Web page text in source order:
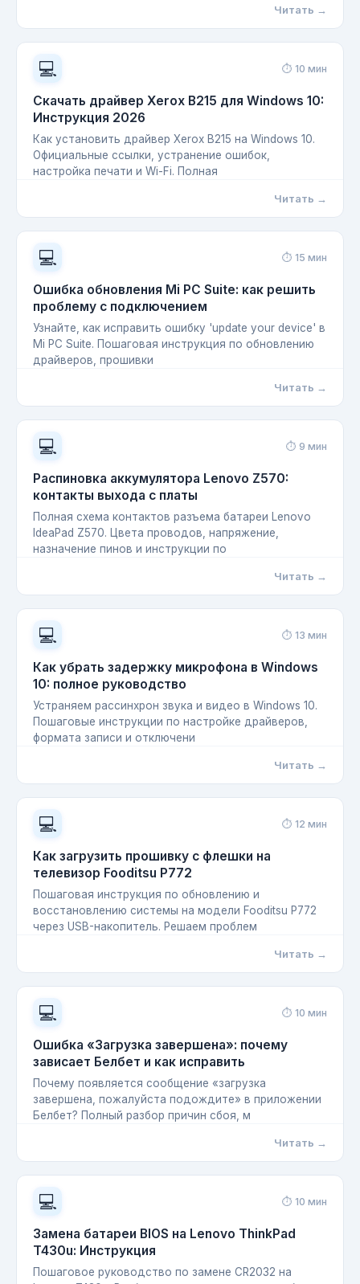
Читать →
💻 ⏱ 10 мин
Скачать драйвер Xerox B215 для Windows 10:
Инструкция 2026
Как установить драйвер Xerox B215 на Windows 10.
Официальные ссылки, устранение ошибок,
настройка печати и Wi-Fi. Полная
Читать →
💻 ⏱ 15 мин
Ошибка обновления Mi PC Suite: как решить
проблему с подключением
Узнайте, как исправить ошибку 'update your device' в
Mi PC Suite. Пошаговая инструкция по обновлению
драйверов, прошивки
Читать →
💻 ⏱ 9 мин
Распиновка аккумулятора Lenovo Z570:
контакты выхода с платы
Полная схема контактов разъема батареи Lenovo
IdeaPad Z570. Цвета проводов, напряжение,
назначение пинов и инструкции по
Читать →
💻 ⏱ 13 мин
Как убрать задержку микрофона в Windows
10: полное руководство
Устраняем рассинхрон звука и видео в Windows 10.
Пошаговые инструкции по настройке драйверов,
формата записи и отключени
Читать →
💻 ⏱ 12 мин
Как загрузить прошивку с флешки на
телевизор Fooditsu P772
Пошаговая инструкция по обновлению и
восстановлению системы на модели Fooditsu P772
через USB-накопитель. Решаем проблем
Читать →
💻 ⏱ 10 мин
Ошибка «Загрузка завершена»: почему
зависает Белбет и как исправить
Почему появляется сообщение «загрузка
завершена, пожалуйста подождите» в приложении
Белбет? Полный разбор причин сбоя, м
Читать →
💻 ⏱ 10 мин
Замена батареи BIOS на Lenovo ThinkPad
T430u: Инструкция
Пошаговое руководство по замене CR2032 на